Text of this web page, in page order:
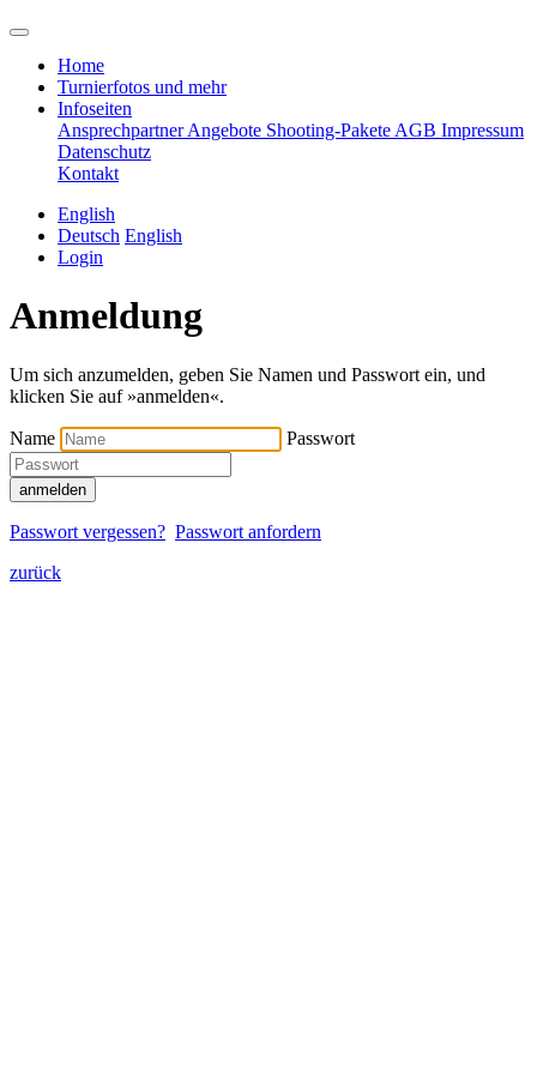
Home
Turnierfotos und mehr
Infoseiten
AnsprechpartnerAngebote Shooting-Pakete AGB Impressum
Datenschutz
Kontakt
English
Deutsch English
Login
Anmeldung
Um sich anzumelden, geben Sie Namen und Passwort ein, und
klicken Sie auf »anmelden«.
Name Passwort
anmelden
Passwort vergessen? Passwort anfordern
zurück